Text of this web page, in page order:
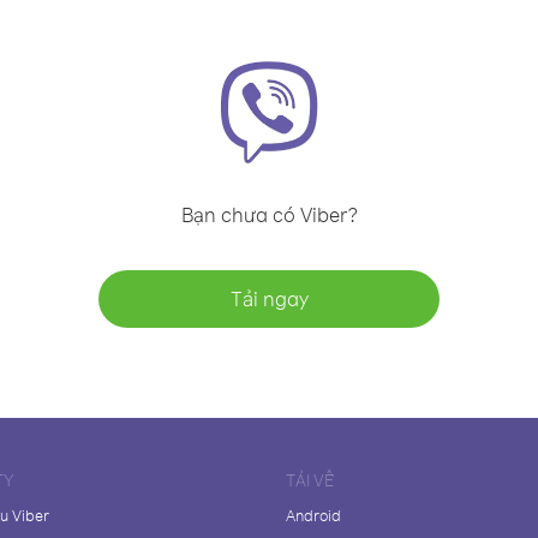
Bạn chưa có Viber?
Tải ngay
Viber
TẢI VỀ
Android